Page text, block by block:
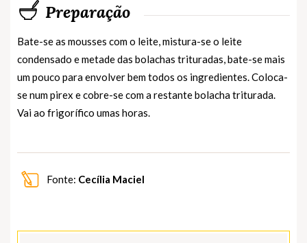
Preparação
Bate-se as mousses com o leite, mistura-se o leite
condensado e metade das bolachas trituradas, bate-se mais
um pouco para envolver bem todos os ingredientes. Coloca-
se num pirex e cobre-se com a restante bolacha triturada.
Vai ao frigorífico umas horas.
Fonte: Cecília Maciel